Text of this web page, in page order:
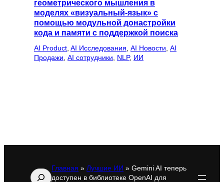
геометрического мышления в
моделях «визуальный-язык» с
помощью модульной донастройки
кода и памяти с поддержкой поиска
AI Product AI Исследования AI Новости AI
Продажи AI сотрудники NLP, ИИ
Поиск
Главная » Лучшие ИИ » Gemini AI теперь
доступен в библиотеке OpenAI для